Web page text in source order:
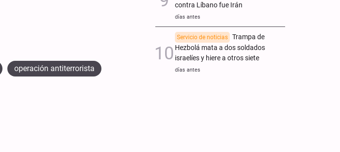
operación antiterrorista
contra Líbano fue Irán
días antes
Servicio de noticias
Trampa de
Hezbolá mata a dos soldados
israelíes y hiere a otros siete
días antes